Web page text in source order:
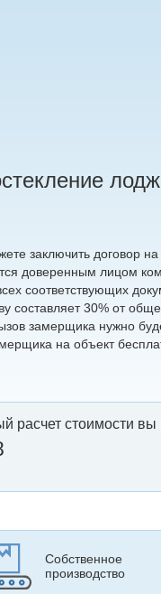
заключить договор
доверенным лицом
соответствующих
составляет 30% от
замерщика нужно
на объект
расчет стоимости
Собственное
производство